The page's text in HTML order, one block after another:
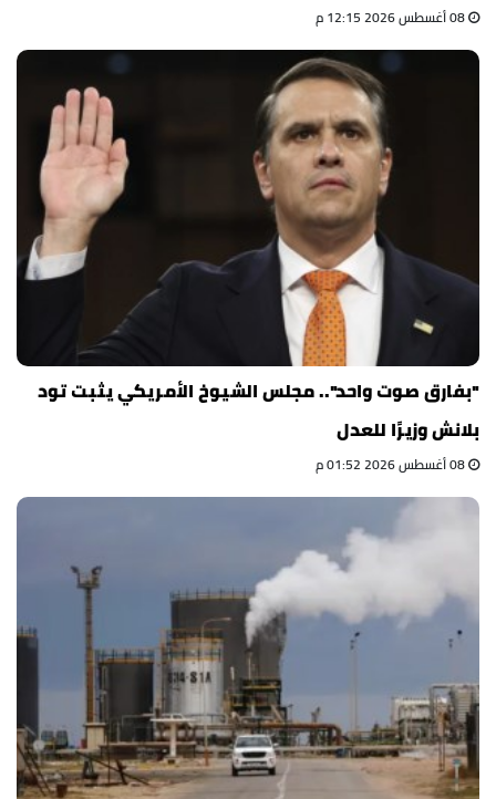
"بفارق صوت واحد".. مجلس الشيوخ الأمريكي يثبت تود
بلانش وزيرًا للعدل